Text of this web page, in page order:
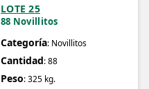
LOTE 25
88 Novillitos
Categoría: Novillitos
Cantidad: 88
Peso: 325 kg.